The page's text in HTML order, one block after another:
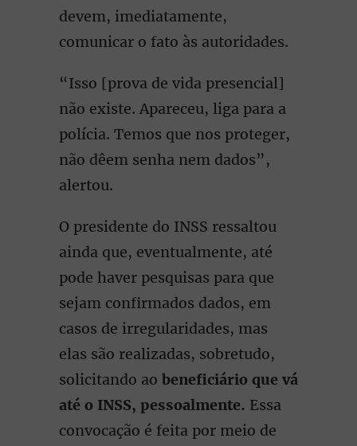
devem, imediatamente,
comunicar o fato às autoridades.
“Isso [prova de vida presencial]
não existe. Apareceu, liga para a
polícia. Temos que nos proteger,
não dêem senha nem dados”,
alertou.
O presidente do INSS ressaltou
ainda que, eventualmente, até
pode haver pesquisas para que
sejam confirmados dados, em
casos de irregularidades, mas
elas são realizadas, sobretudo,
solicitando ao beneficiário que vá
até o INSS, pessoalmente. Essa
convocação é feita por meio de